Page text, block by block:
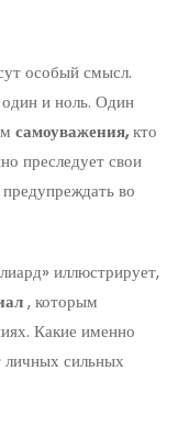
особый смысл.
и ноль. Один
самоуважения,кто
преследует свои
во
иллюстрирует,
, которым
Какие именно
личных сильных